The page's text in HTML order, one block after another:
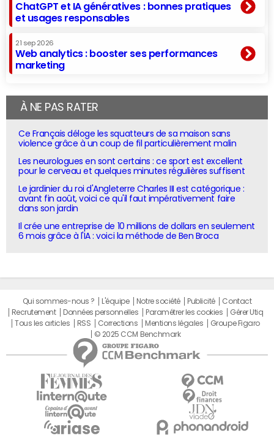
ChatGPT et IA génératives : bonnes pratiques
et usages responsables
21 sep 2026
Web analytics : booster ses performances
marketing
À NE PAS RATER
Ce Français déloge les squatteurs de sa maison sans
violence grâce à un coup de fil particulièrement malin
Les neurologues en sont certains : ce sport est excellent
pour le cerveau et quelques minutes régulières suffisent
Le jardinier du roi d'Angleterre Charles III est catégorique :
avant fin août, voici ce qu'il faut impérativement faire
dans son jardin
Il crée une entreprise de 10 millions de dollars en seulement
6 mois grâce à l'IA : voici la méthode de Ben Broca
Qui sommes-nous ? L'équipe Notre société Publicité
Contact
Recrutement
Données personnelles Paramétrer les cookies
Gérer Utiq
Tous les articles
RSS Corrections Mentions légales
Groupe Figaro
© 2025 CCM Benchmark